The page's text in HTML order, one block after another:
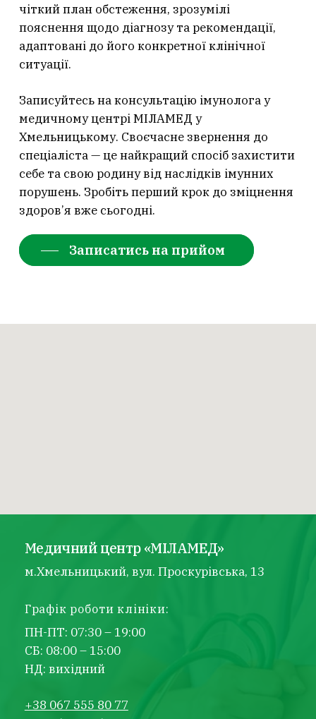
чіткий план обстеження, зрозумілі
пояснення щодо діагнозу та рекомендації,
адаптовані до його конкретної клінічної
ситуації.
Записуйтесь на консультацію імунолога у
медичному центрі МІЛАМЕД у
Хмельницькому. Своєчасне звернення до
спеціаліста — це найкращий спосіб захистити
себе та свою родину від наслідків імунних
порушень. Зробіть перший крок до зміцнення
здоров’я вже сьогодні.
Записатись на прийом
Медичний центр «МІЛАМЕД»
м.Хмельницький, вул. Проскурівська, 13
Графік роботи клініки:
ПН-ПТ: 07:30 – 19:00
СБ: 08:00 – 15:00
НД: вихідний
+38 067 555 80 77